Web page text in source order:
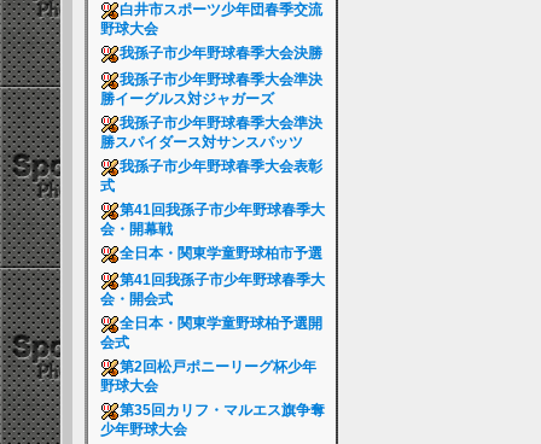
白井市スポーツ少年団春季交流
野球大会
我孫子市少年野球春季大会決勝
我孫子市少年野球春季大会準決
勝イーグルス対ジャガーズ
我孫子市少年野球春季大会準決
勝スパイダース対サンスパッツ
我孫子市少年野球春季大会表彰
式
第41回我孫子市少年野球春季大
会・開幕戦
全日本・関東学童野球柏市予選
第41回我孫子市少年野球春季大
会・開会式
全日本・関東学童野球柏予選開
会式
第2回松戸ポニーリーグ杯少年
野球大会
第35回カリフ・マルエス旗争奪
少年野球大会